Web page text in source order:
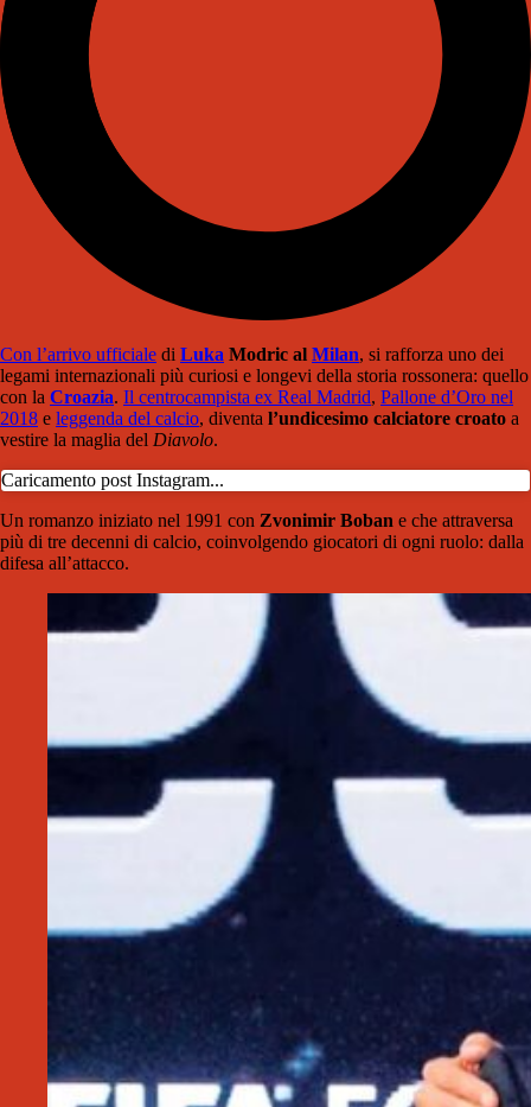
Con l’arrivo ufficiale di Luka Modric al Milan, si rafforza uno dei
legami internazionali più curiosi e longevi della storia rossonera: quello
con la Croazia. Il centrocampista ex Real Madrid, Pallone d’Oro nel
2018 e leggenda del calcio, diventa l’undicesimo calciatore croato a
vestire la maglia del Diavolo.
Caricamento post Instagram...
Un romanzo iniziato nel 1991 con Zvonimir Boban e che attraversa
più di tre decenni di calcio, coinvolgendo giocatori di ogni ruolo: dalla
difesa all’attacco.